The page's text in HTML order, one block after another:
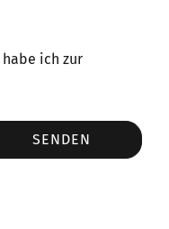
habe ich zur
SENDEN